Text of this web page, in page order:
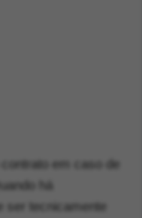
em caso de
há
ser tecnicamente